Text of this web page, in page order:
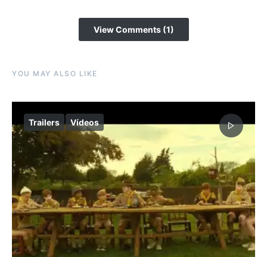
View Comments (1)
YOU MAY ALSO LIKE
Trailers Vídeos